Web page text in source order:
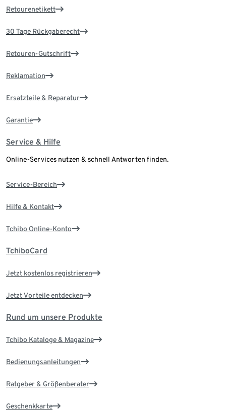
Retourenetikett
30 Tage Rückgaberecht
Retouren-Gutschrift
Reklamation
Ersatzteile & Reparatur
Garantie
Service & Hilfe
Online-Services nutzen & schnell Antworten finden.
Service-Bereich
Hilfe & Kontakt
Tchibo Online-Konto
TchiboCard
Jetzt kostenlos registrieren
Jetzt Vorteile entdecken
Rund um unsere Produkte
Tchibo Kataloge & Magazine
Bedienungsanleitungen
Ratgeber & Größenberater
Geschenkkarte